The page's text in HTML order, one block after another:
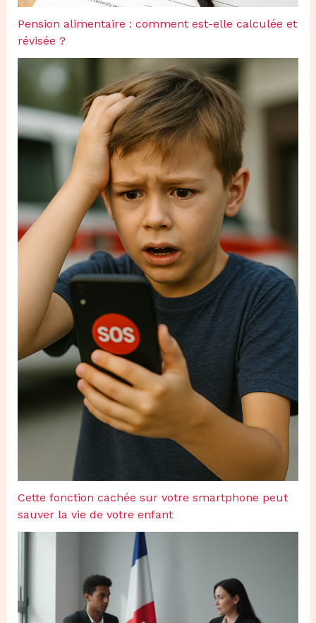
Pension alimentaire : comment est-elle calculée et
révisée ?
Cette fonction cachée sur votre smartphone peut
sauver la vie de votre enfant